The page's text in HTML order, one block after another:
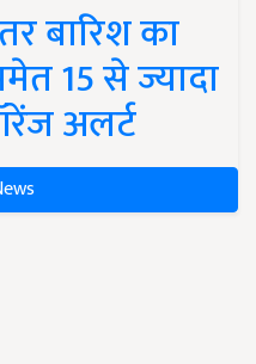
बारिश का
15 से ज्यादा
अलर्ट